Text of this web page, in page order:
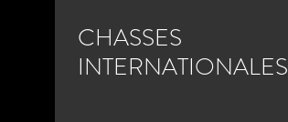
CHASSES
INTERNATIONALES